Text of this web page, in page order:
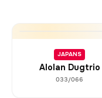
JAPANS
Alolan Dugtrio
033/066